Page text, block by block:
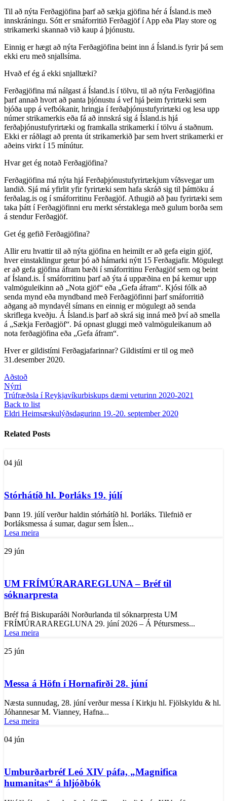
Til að nýta Ferðagjöfina þarf að sækja gjöfina hér á Ísland.is með
innskráningu. Sótt er smáforritið Ferðagjöf í App eða Play store og
strikamerki skannað við kaup á þjónustu.
Einnig er hægt að nýta Ferðagjöfina beint inn á Ísland.is fyrir þá sem
ekki eru með snjallsíma.
Hvað ef ég á ekki snjalltæki?
Ferðagjöfina má nálgast á Ísland.is í tölvu, til að nýta Ferðagjöfina
þarf annað hvort að panta þjónustu á vef hjá þeim fyrirtæki sem
bjóða upp á vefbókanir, hringja í ferðaþjónustufyrirtæki og lesa upp
númer strikamerkis eða fá að innskrá sig á Ísland.is hjá
ferðaþjónustufyrirtæki og framkalla strikamerki í tölvu á staðnum.
Ekki er ráðlagt að prenta út strikamerkið þar sem hvert strikamerki er
aðeins virkt í 15 mínútur.
Hvar get ég notað Ferðagjöfina?
Ferðagjöfina má nýta hjá Ferðaþjónustufyrirtækjum víðsvegar um
landið. Sjá má yfirlit yfir fyrirtæki sem hafa skráð sig til þátttöku á
ferðalag.is og í smáforritinu Ferðagjöf. Athugið að þau fyrirtæki sem
taka þátt í Ferðagjöfinni eru merkt sérstaklega með gulum borða sem
á stendur Ferðagjöf.
Get ég gefið Ferðagjöfina?
Allir eru hvattir til að nýta gjöfina en heimilt er að gefa eigin gjöf,
hver einstaklingur getur þó að hámarki nýtt 15 Ferðagjafir. Mögulegt
er að gefa gjöfina áfram bæði í smáforritinu Ferðagjöf sem og beint
af Ísland.is. Í smáforritinu þarf að ýta á uppæðina en þá kemur upp
valmöguleikinn að „Nota gjöf“ eða „Gefa áfram“. Kjósi fólk að
senda mynd eða myndband með Ferðagjöfinni þarf smáforritið
aðgang að myndavél símans en einnig er mögulegt að senda
skriflega kveðju. Á Ísland.is þarf að skrá sig inná með því að smella
á „Sækja Ferðagjöf“. Þá opnast gluggi með valmöguleikanum að
nota ferðagjöfina eða „Gefa áfram“.
Hver er gildistími Ferðagjafarinnar? Gildistími er til og með
31.desember 2020.
Aðstoð
Nýrri
Trúfræðsla í Reykjavíkurbiskups dæmi veturinn 2020-2021
Back to list
Eldri Heimsæskulýðsdagurinn 19.-20. september 2020
Related Posts
04 júl
Stórhátíð hl. Þorláks 19. júlí
Þann 19. júlí verður haldin stórhátíð hl. Þorláks. Tilefnið er
Þorláksmessa á sumar, dagur sem Íslen...
Lesa meira
29 jún
UM FRÍMÚRARAREGLUNA – Bréf til
sóknarpresta
Bréf frá Biskuparáði Norðurlanda til sóknarpresta UM
FRÍMÚRARAREGLUNA 29. júní 2026 – Á Pétursmess...
Lesa meira
25 jún
Messa á Höfn í Hornafirði 28. júní
Næsta sunnudag, 28. júní verður messa í Kirkju hl. Fjölskyldu & hl.
Jóhannesar M. Vianney, Hafna...
Lesa meira
04 jún
Umburðarbréf Leó XIV páfa, „Magnifica
humanitas“ á hljóðbók